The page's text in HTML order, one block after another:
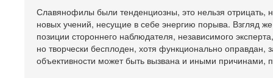
Славянофилы были тенденциозны, это нельзя отрицать,
новых учений, несущие в себе энергию порыва. Взгляд
позиции стороннего наблюдателя, независимого
но творчески бесплоден, хотя функционально
объективности может быть вызвана и иными причинами,